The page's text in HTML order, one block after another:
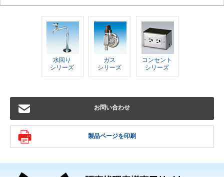
水回り
シリーズ
ガス
シリーズ
コンセント
シリーズ
お問い合わせ
製品ページを印刷